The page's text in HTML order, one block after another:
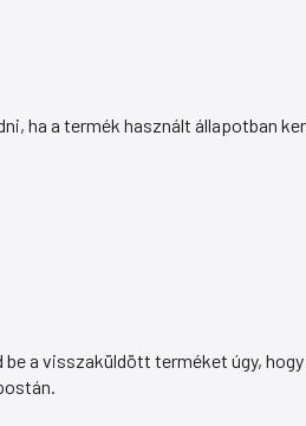
ha a termék használt állapotban
a visszaküldött terméket úgy,